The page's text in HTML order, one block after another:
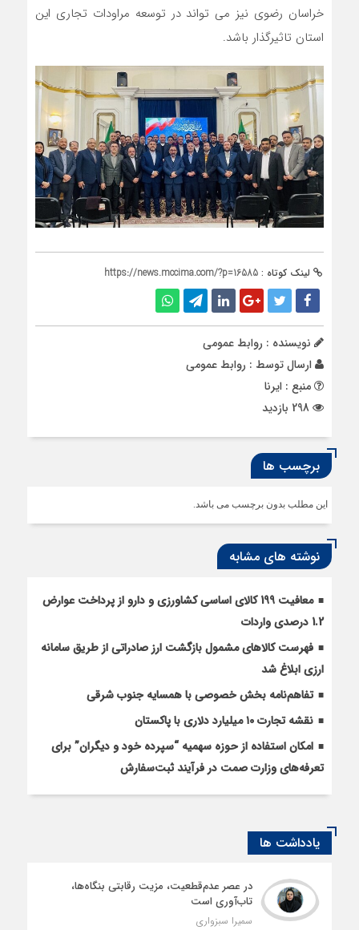
خراسان رضوی نیز می تواند در توسعه مراودات تجاری این
استان تاثیرگذار باشد.
لینک کوتاه : https://news.mccima.com/?p=16585
نویسنده : روابط عمومی
ارسال توسط : روابط عمومی
منبع : ایرنا
برچسب ها
این مطلب بدون برچسب می باشد.
نوشته های مشابه
معافیت 199 کالای اساسی کشاورزی و دارو از پرداخت عوارض
1.2 درصدی واردات
فهرست کالاهای مشمول بازگشت ارز صادراتی از طریق سامانه
ارزی ابلاغ شد
تفاهم‌نامه بخش خصوصی با همسایه جنوب شرقی
نقشه تجارت ۱۰‌ میلیارد دلاری با پاکستان
امکان استفاده از حوزه سهمیه “سپرده خود و دیگران” برای
تعرفه‌های وزارت صمت در فرآیند ثبت‌سفارش
یادداشت ها
در عصر عدم‌قطعیت، مزیت رقابتی بنگاه‌ها،
تاب‌آوری است
سمیرا سبزواری